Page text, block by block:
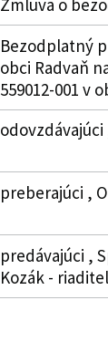
Zmluva o
Bezodplatný
obci Radvaň
559012-001 v
odovzdávajúci
preberajúci ,
predávajúci ,
Kozák -